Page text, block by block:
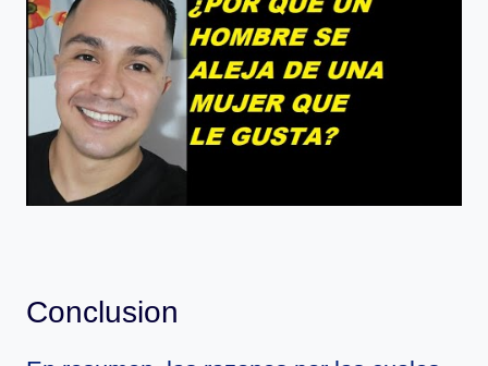
Conclusion